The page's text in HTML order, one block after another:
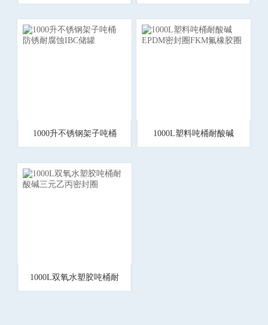
装桶
1000升不锈钢架子吨桶 1000L塑料吨桶耐酸碱
1000L双氧水塑胶吨桶耐